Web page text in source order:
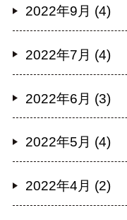
2022年9月 (4)
2022年7月 (4)
2022年6月 (3)
2022年5月 (4)
2022年4月 (2)